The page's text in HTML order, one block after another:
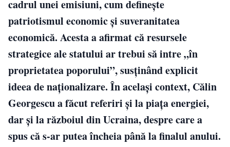
cadrul unei emisiuni, cum definește
patriotismul economic și suveranitatea
economică. Acesta a afirmat că resursele
strategice ale statului ar trebui să intre „în
proprietatea poporului”, susținând explicit
ideea de naționalizare. În același context, Călin
Georgescu a făcut referiri și la piața energiei,
dar și la războiul din Ucraina, despre care a
spus că s-ar putea încheia până la finalul anului.